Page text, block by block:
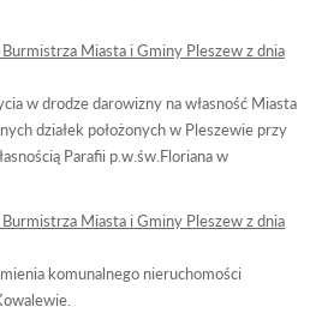
Miasta i Gminy Pleszew z dnia
w drodze darowizny na własność Miasta
działek położonych w Pleszewie przy
Parafii p.w.św.Floriana w
Miasta i Gminy Pleszew z dnia
komunalnego nieruchomości